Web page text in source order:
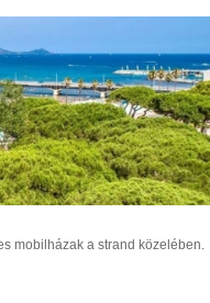
mobilházak a strand közelében.